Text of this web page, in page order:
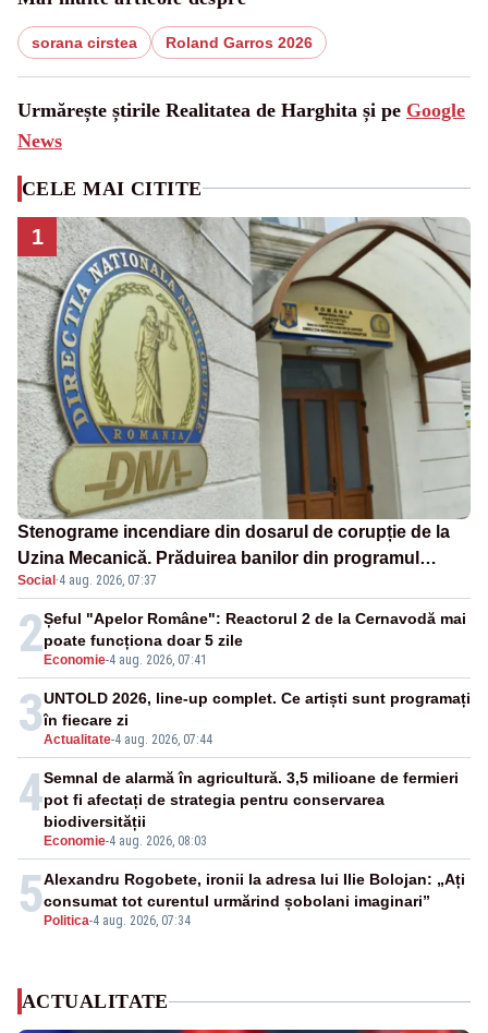
sorana cirstea Roland Garros 2026
Urmărește știrile Realitatea de Harghita și pe Google
News
CELE MAI CITITE
1
Stenograme incendiare din dosarul de corupție de la
Uzina Mecanică. Prăduirea banilor din programul
SAFE, interceptată de DNA
Social ·4 aug. 2026, 07:37
2 Economie-4 aug. 2026, 07:41
Șeful "Apelor Române": Reactorul 2 de la Cernavodă mai
poate funcționa doar 5 zile
3Actualitate-4 aug. 2026, 07:44
UNTOLD 2026, line-up complet. Ce artiști sunt programați
în fiecare zi
4
Economie-4 aug. 2026, 08:03
Semnal de alarmă în agricultură. 3,5 milioane de fermieri
pot fi afectați de strategia pentru conservarea
biodiversității
5 Politica-4 aug. 2026, 07:34
Alexandru Rogobete, ironii la adresa lui Ilie Bolojan: „Ați
consumat tot curentul urmărind șobolani imaginari”
ACTUALITATE